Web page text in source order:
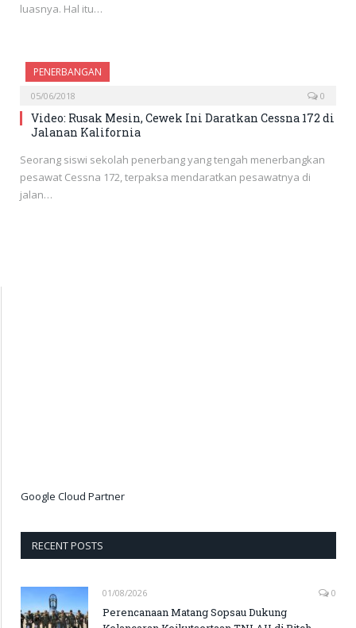
luasnya. Hal itu…
PENERBANGAN
05/06/2018 0
Video: Rusak Mesin, Cewek Ini Daratkan Cessna 172 di
Jalanan Kalifornia
Seorang siswi sekolah penerbang yang tengah menerbangkan
pesawat Cessna 172, terpaksa mendaratkan pesawatnya di
jalan…
Google Cloud Partner
RECENT POSTS
01/08/2026 0
Perencanaan Matang Sopsau Dukung